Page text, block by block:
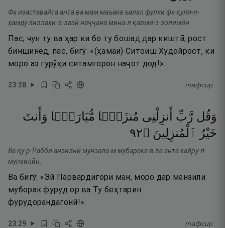
Фа изаставайта анта ва мам маъака ъалал фулки фа қули-л-
ҳамду лиллаҳи-л-лазӣ наҷҷана мина-л қавми-з-золимӣн.
Пас, чун ту ва ҳар ки бо ту бошад дар киштӣ, рост
биншинед, пас, бигӯ: «(ҳамаи) Ситоиш Худойрост, ки
моро аз гурӯҳи ситамгорон наҷот дод!».
23:28 тафсир
وَقُل رَّبِّ أَنزِلْنِى مُنزَلًۭا مُّبَارَكًۭا وَأَنتَ
خَيْرُ ٱلْمُنزِلِينَ ۝٢٩
Ва қу-р-Рабби анзилнӣ мунзала-м мубарака-в ва анта хайру-л-
мунзилӣн.
Ва бигӯ: «Эй Парвардигори ман, моро дар манзили
муборак фуруд ор ва Ту беҳтарин
фурудорандагонӣ!».
23:29 тафсир